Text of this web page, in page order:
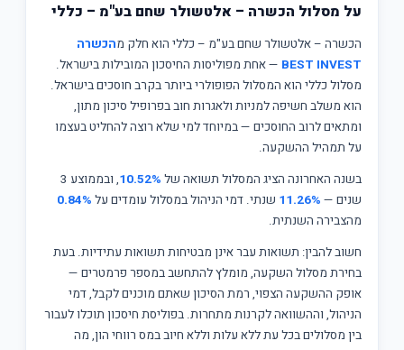
על מסלול הכשרה – אלטשולר שחם בע"מ – כללי
הכשרה – אלטשולר שחם בע"מ – כללי הוא חלק מהכשרה
BEST INVEST — אחת מפוליסות החיסכון המובילות בישראל.
מסלול כללי הוא המסלול הפופולרי ביותר בקרב חוסכים בישראל.
הוא משלב חשיפה למניות ולאגרות חוב בפרופיל סיכון מתון,
ומתאים לרוב החוסכים — במיוחד למי שלא רוצה להחליט בעצמו
על תמהיל ההשקעה.
בשנה האחרונה הציג המסלול תשואה של 10.52%
, ובממוצע 3
שנים — 11.26% שנתי. דמי הניהול במסלול עומדים על 0.84%
מהצבירה השנתית.
חשוב להבין: תשואות עבר אינן מבטיחות תשואות עתידיות. בעת
בחירת מסלול השקעה, מומלץ להתחשב במספר פרמטרים —
אופק ההשקעה הצפוי, רמת הסיכון שאתם מוכנים לקבל, דמי
הניהול, וההשוואה לקרנות מתחרות. בפוליסת חיסכון תוכלו לעבור
בין מסלולים בכל עת ללא עלות וללא חיוב במס רווחי הון, מה